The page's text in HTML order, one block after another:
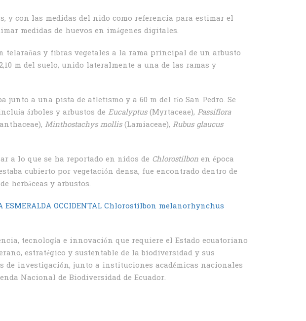
y con las medidas del nido como referencia para estimar el
medidas de huevos en imágenes digitales.
telarañas y fibras vegetales a la rama principal de un arbusto
m del suelo, unido lateralmente a una de las ramas y
junto a una pista de atletismo y a 60 m del río San Pedro. Se
árboles y arbustos de Eucalyptus(Myrtaceae), Passiflora
Minthostachys mollis(Lamiaceae), Rubus glaucus
a lo que se ha reportado en nidos de Chlorostilbon en época
cubierto por vegetación densa, fue encontrado dentro de
herbáceas y arbustos.
ESMERALDA OCCIDENTAL Chlorostilbon melanorhynchus
tecnología e innovación que requiere el Estado ecuatoriano
estratégico y sustentable de la biodiversidad y sus
de investigación, junto a instituciones académicas nacionales
Nacional de Biodiversidad de Ecuador.